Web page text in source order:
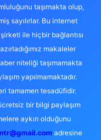
taşımakta olup,
sayılırlar. Bu internet
ile hiçbir bağlantısı
makaleler
niteliği taşımamakta
yapılmamaktadır.
tamamen tesadüfidir.
bir bilgi paylaşım
aykırı olduğunu
adresine